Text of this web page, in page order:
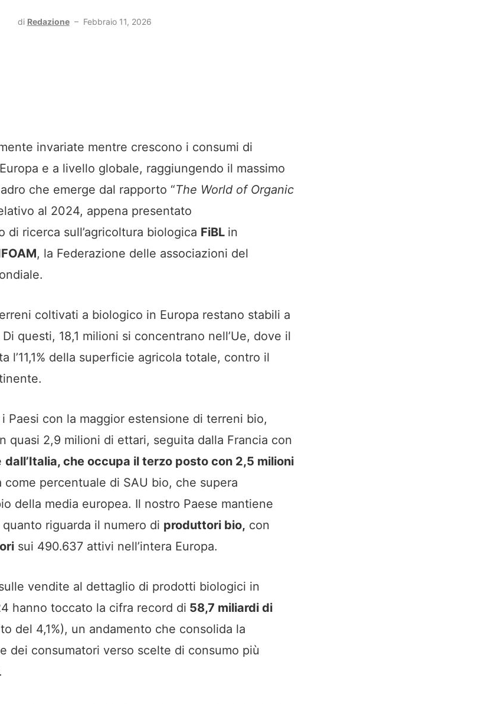
di Redazione– Febbraio 11, 2026
invariate mentre crescono i consumi di
e a livello globale, raggiungendo il massimo
che emerge dal rapporto “The World of Organic
al 2024, appena presentato
di ricerca sull’agricoltura biologica FiBL in
, la Federazione delle associazioni del
coltivati a biologico in Europa restano stabili a
questi, 18,1 milioni si concentrano nell’Ue, dove il
l’11,1% della superficie agricola totale, contro il
Paesi con la maggior estensione di terreni bio,
quasi 2,9 milioni di ettari, seguita dalla Francia con
dall’Italia, che occupa il terzo posto con 2,5 milioni
come percentuale di SAU bio, che supera
della media europea. Il nostro Paese mantiene
riguarda il numero di produttori bio, con
sui 490.637 attivi nell’intera Europa.
vendite al dettaglio di prodotti biologici in
hanno toccato la cifra record di 58,7 miliardi di
del 4,1%), un andamento che consolida la
dei consumatori verso scelte di consumo più